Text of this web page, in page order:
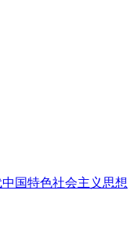
国特色社会主义思想